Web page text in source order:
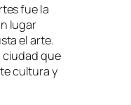
fue la
lugar
el arte.
ciudad que
cultura y